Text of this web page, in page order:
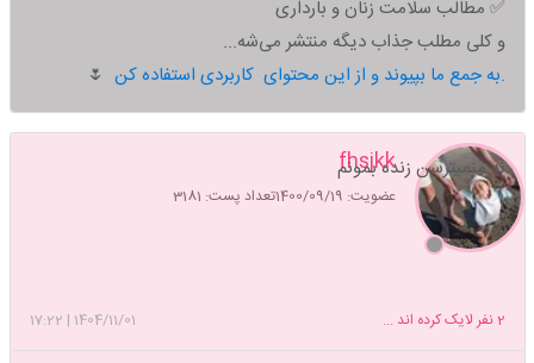
✅ مطالب سلامت زنان و بارداری
و کلی مطلب جذاب دیگه منتشر می‌شه...
به جمع ما بپیوند و از این محتوای کاربردی استفاده کن.
🌷
fhsjkk
عضویت: 1400/09/19 تعداد پست: 3181
نه منمیترسن زنده بمونم
1404/11/01
|
17:22 2نفر لایک کرده اند ...